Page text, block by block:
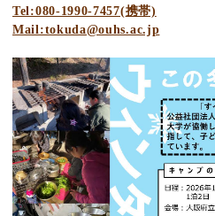
Tel:080-1990-7457(携帯)
Mail:tokuda@ouhs.ac.jp